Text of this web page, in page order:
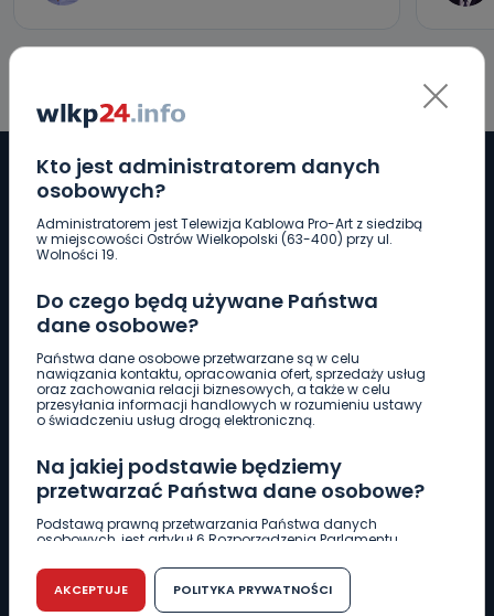
Kto jest administratorem danych
osobowych?
Administratorem jest Telewizja Kablowa Pro-Art z siedzibą
w miejscowości Ostrów Wielkopolski (63-400) przy ul.
Wolności 19.
Do czego będą używane Państwa
dane osobowe?
Państwa dane osobowe przetwarzane są w celu
nawiązania kontaktu, opracowania ofert, sprzedaży usług
oraz zachowania relacji biznesowych, a także w celu
przesyłania informacji handlowych w rozumieniu ustawy
o świadczeniu usług drogą elektroniczną.
Na jakiej podstawie będziemy
przetwarzać Państwa dane osobowe?
Podstawą prawną przetwarzania Państwa danych
osobowych, jest artykuł 6 Rozporządzenia Parlamentu
r. w sprawie ochrony osób fizycznych w związku z
przetwarzaniem danych osobowych w sprawie
swobodnego przepływu takich danych oraz uchylenia
AKCEPTUJE POLITYKA PRYWATNOŚCI
Pobierz logotyp
LINIA INTERWENCYJNA
661 997 997
REDAKCJA
62 735 22 22redakcja@wlkp24.info
DZIAŁ REKLAMY
62 735 01 85 reklama@wlkp24.info
WIADOMOŚCI